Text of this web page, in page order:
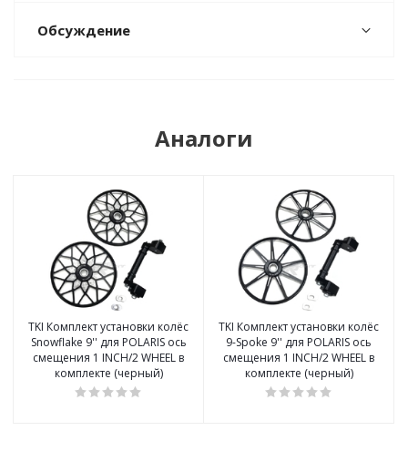
Обсуждение
Аналоги
TKI Комплект установки колёс
Snowflake 9'' для POLARIS ось
смещения 1 INCH/2 WHEEL в
комплекте (черный)
TKI Комплект установки колёс
9-Spoke 9'' для POLARIS ось
смещения 1 INCH/2 WHEEL в
комплекте (черный)